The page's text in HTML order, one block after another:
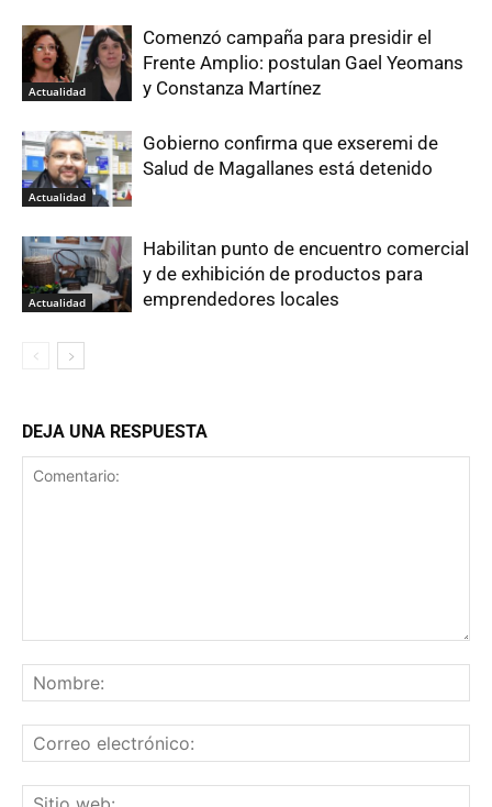
Actualidad
Comenzó campaña para presidir el
Frente Amplio: postulan Gael Yeomans
y Constanza Martínez
Actualidad
Gobierno confirma que exseremi de
Salud de Magallanes está detenido
Actualidad
Habilitan punto de encuentro comercial
y de exhibición de productos para
emprendedores locales
DEJA UNA RESPUESTA